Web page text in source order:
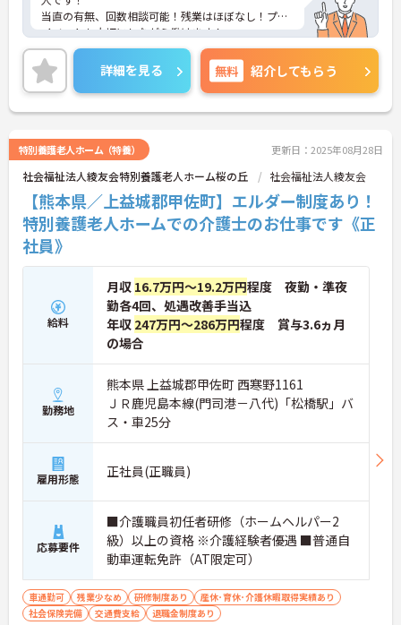
当直の有無、回数相談可能！残業はほぼなし！プラ
イベートも大切にしながら働けます！
ご興味ある方には、面接のポイントなど、さらに詳
細をお話致しますのでお気軽にご相談ください。
詳細を見る 無料 紹介してもらう
特別養護老人ホーム（特養） 更新日：2025年08月28日
社会福祉法人綾友会特別養護老人ホーム桜の丘 社会福祉法人綾友会
【熊本県／上益城郡甲佐町】エルダー制度あり！
特別養護老人ホームでの介護士のお仕事です《正
社員》
給料
月収 16.7万円～19.2万円程度 夜勤・準夜
勤各4回、処遇改善手当込
年収 247万円～286万円程度 賞与3.6ヵ月
の場合
勤務地
熊本県 上益城郡甲佐町 西寒野1161
ＪＲ鹿児島本線(門司港－八代)「松橋駅」バ
ス・車25分
雇用形態 正社員(正職員)
応募要件
■介護職員初任者研修（ホームヘルパー2
級）以上の資格 ※介護経験者優遇 ■普通自
動車運転免許（AT限定可）
車通勤可 残業少なめ 研修制度あり
産休･育休･介護休暇取得実績あり
社会保険完備
交通費支給 退職金制度あり